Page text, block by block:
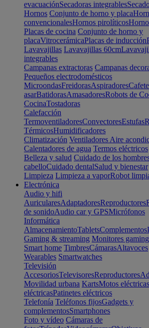
evacuaciónSecadoras integrables
Hornos Conjunto de horno y placa
convencionalesHornos pirolíticos
Placas de cocina Conjunto de horno y
placaVitrocerámicaPlacas de inducción
Lavavajillas Lavavajillas 60cm
integrables
Campanas extractoras Campanas
Pequeños electrodomésticos
MicroondasFreidorasAspiradores
asarBatidorasAmasadoresRobots de
CocinaTostadoras
Calefacción
TermoventiladoresConvectoresEstufas
TérmicosHumidificadores
Climatización Ventiladores Aire
Calentadores de agua Termos eléctricos
Belleza y salud Cuidado de los
cabelloCuidado dentalSalud y bienestar
Limpieza Limpieza a vaporRobot
Electrónica
Audio y hifi
AuricularesAdaptadoresReproductores
de sonidoAudio car y GPSMicrófonos
Informática
AlmacenamientoTabletsComplementos
Gaming & streaming Monitores gaming
Smart home TimbresCámarasAltavoces
Wearables Smartwatches
Televisión
AccesoriosTelevisoresReproductores
Movilidad urbana KartsMotos eléctricas
eléctricasPatinetes eléctricos
Telefonía Teléfonos fijosGadgets y
complementosSmartphones
Foto y vídeo Cámaras de